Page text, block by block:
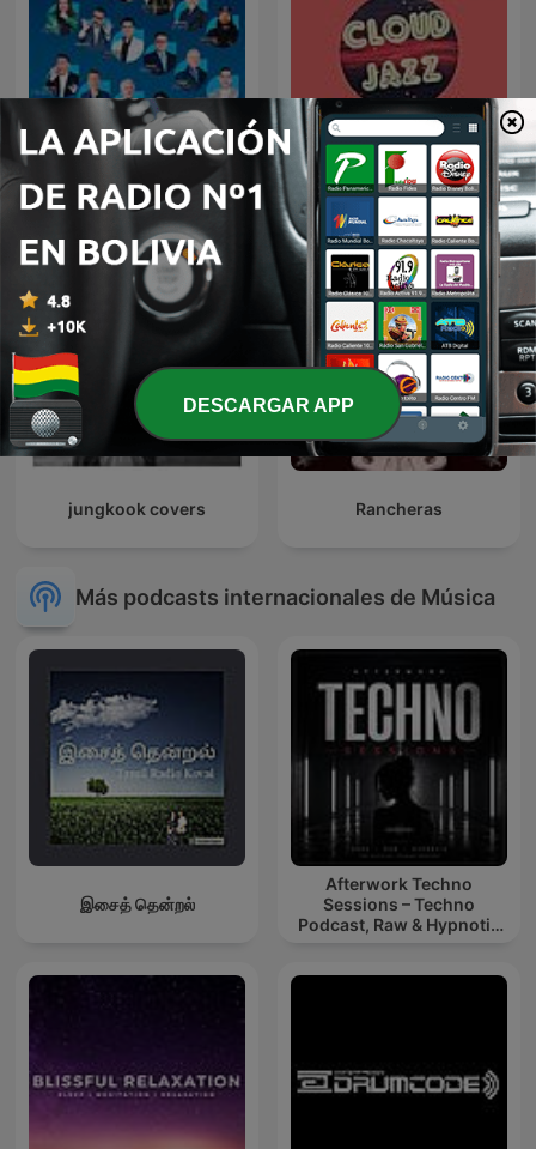
Humor Voz Populi BLU Cloud Jazz Smooth Jazz
jungkook covers Rancheras
Más podcasts internacionales de Música
இசைத் தென்றல்
Afterwork Techno
Sessions – Techno
Podcast, Raw & Hypnotic
DESCARGAR APP